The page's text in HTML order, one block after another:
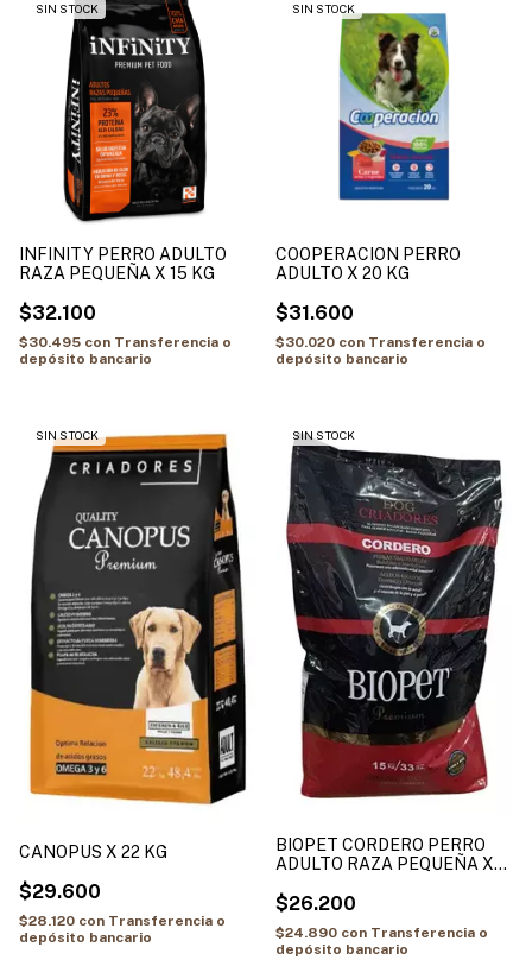
SIN STOCK
INFINITY PERRO ADULTO
RAZA PEQUEÑA X 15 KG
$32.100
$30.495 con Transferencia o
depósito bancario
SIN STOCK
COOPERACION PERRO
ADULTO X 20 KG
$31.600
$30.020 con Transferencia o
depósito bancario
SIN STOCK
CANOPUS X 22 KG
$29.600
$28.120 con Transferencia o
depósito bancario
SIN STOCK
BIOPET CORDERO PERRO
ADULTO RAZA PEQUEÑA X
$26.200
$24.890 con Transferencia o
depósito bancario